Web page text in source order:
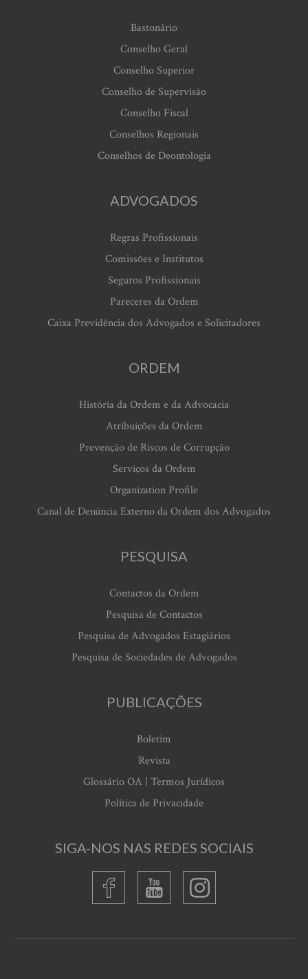
Bastonário
Conselho Geral
Conselho Superior
Conselho de Supervisão
Conselho Fiscal
Conselhos Regionais
Conselhos de Deontologia
ADVOGADOS
Regras Profissionais
Comissões e Institutos
Seguros Profissionais
Pareceres da Ordem
Caixa Previdência dos Advogados e Solicitadores
ORDEM
História da Ordem e da Advocacia
Atribuições da Ordem
Prevenção de Riscos de Corrupção
Serviços da Ordem
Organization Profile
Canal de Denúncia Externo da Ordem dos Advogados
PESQUISA
Contactos da Ordem
Pesquisa de Contactos
Pesquisa de Advogados Estagiários
Pesquisa de Sociedades de Advogados
PUBLICAÇÕES
Boletim
Revista
Glossário OA | Termos Jurídicos
Política de Privacidade
SIGA-NOS NAS REDES SOCIAIS